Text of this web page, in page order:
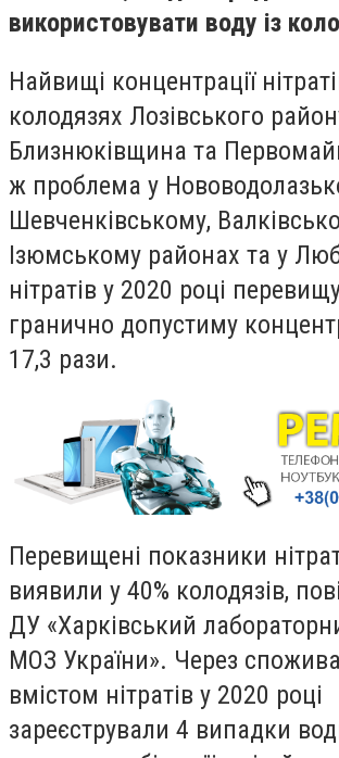
використовувати воду із
Найвищі концентрації
колодязях Лозівського
Близнюківщина та
ж проблема у
Шевченківському,
Ізюмському районах та у
нітратів у 2020 році
гранично допустиму
17,3 рази.
Перевищені показники
виявили у 40% колодязів,
ДУ «Харківський
МОЗ України». Через
вмістом нітратів у 2020 році
зареєстрували 4 випадки